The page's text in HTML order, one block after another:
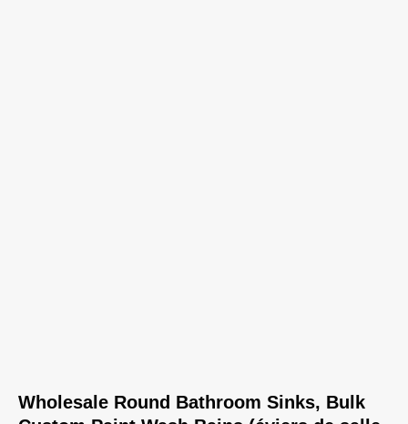
Wholesale Round Bathroom Sinks, Bulk